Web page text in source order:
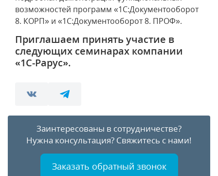
возможностей программ «1С:Документооборот
8. КОРП» и «1С:Документооборот 8. ПРОФ».
Приглашаем принять участие в
следующих семинарах компании
«1С-Рарус».
Заинтересованы в сотрудничестве?
Нужна консультация? Свяжитесь с нами!
Заказать обратный звонок